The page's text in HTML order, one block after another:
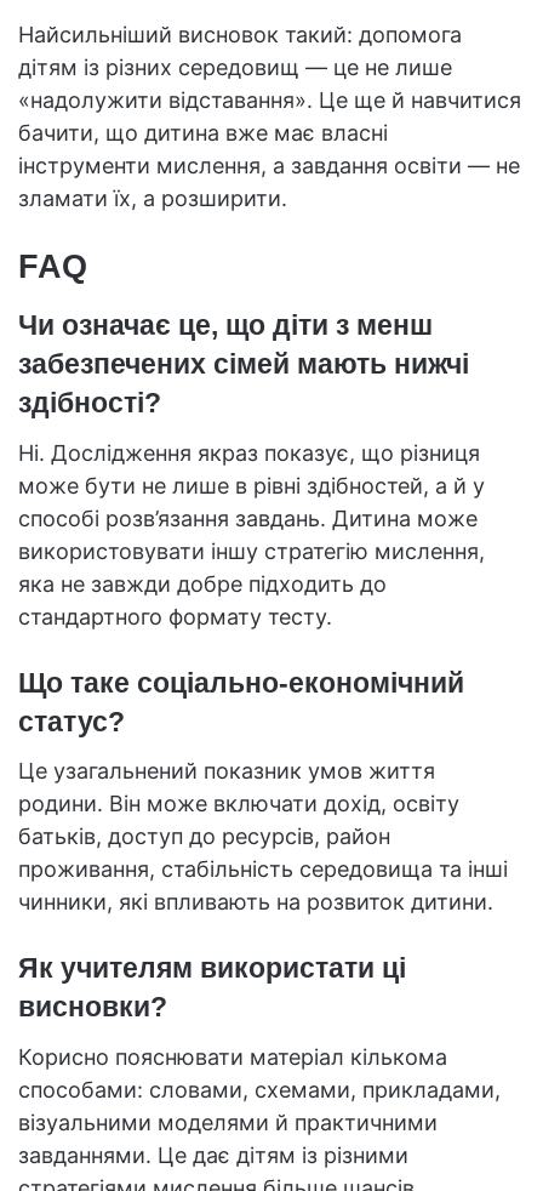
Найсильніший висновок такий: допомога
дітям із різних середовищ — це не лише
«надолужити відставання». Це ще й навчитися
бачити, що дитина вже має власні
інструменти мислення, а завдання освіти — не
зламати їх, а розширити.
FAQ
Чи означає це, що діти з менш
забезпечених сімей мають нижчі
здібності?
Ні. Дослідження якраз показує, що різниця
може бути не лише в рівні здібностей, а й у
способі розв’язання завдань. Дитина може
використовувати іншу стратегію мислення,
яка не завжди добре підходить до
стандартного формату тесту.
Що таке соціально-економічний
статус?
Це узагальнений показник умов життя
родини. Він може включати дохід, освіту
батьків, доступ до ресурсів, район
проживання, стабільність середовища та інші
чинники, які впливають на розвиток дитини.
Як учителям використати ці
висновки?
Корисно пояснювати матеріал кількома
способами: словами, схемами, прикладами,
візуальними моделями й практичними
завданнями. Це дає дітям із різними